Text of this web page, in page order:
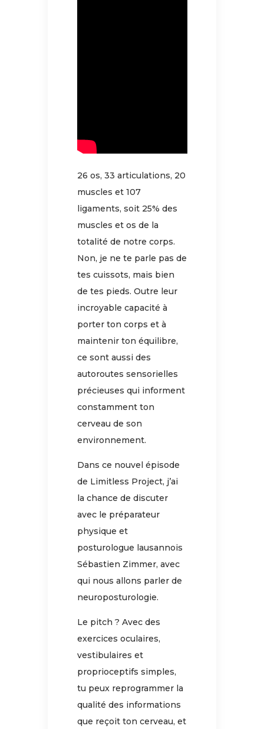
26 os, 33 articulations, 20
muscles et 107
ligaments, soit 25% des
muscles et os de la
totalité de notre corps.
Non, je ne te parle pas de
tes cuissots, mais bien
de tes pieds. Outre leur
incroyable capacité à
porter ton corps et à
maintenir ton équilibre,
ce sont aussi des
autoroutes sensorielles
précieuses qui informent
constamment ton
cerveau de son
environnement.
Dans ce nouvel épisode
de Limitless Project, j’ai
la chance de discuter
avec le préparateur
physique et
posturologue lausannois
Sébastien Zimmer, avec
qui nous allons parler de
neuroposturologie.
Le pitch ? Avec des
exercices oculaires,
vestibulaires et
proprioceptifs simples,
tu peux reprogrammer la
qualité des informations
que reçoit ton cerveau, et